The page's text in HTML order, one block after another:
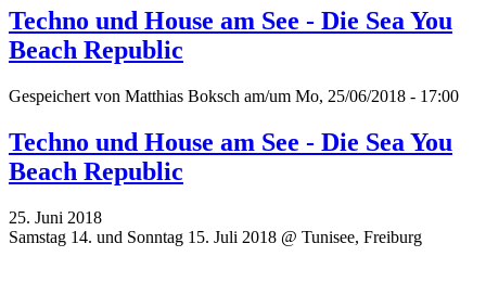
Techno und House am See - Die Sea You
Beach Republic
Gespeichert von Matthias Boksch am/um Mo, 25/06/2018 - 17:00
Techno und House am See - Die Sea You
Beach Republic
25. Juni 2018
Samstag 14. und Sonntag 15. Juli 2018 @ Tunisee, Freiburg